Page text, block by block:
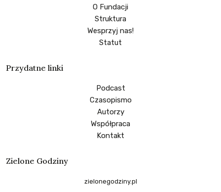
O Fundacji
Struktura
Wesprzyj nas!
Statut
Przydatne linki
Podcast
Czasopismo
Autorzy
Współpraca
Kontakt
Zielone Godziny
zielonegodziny.pl